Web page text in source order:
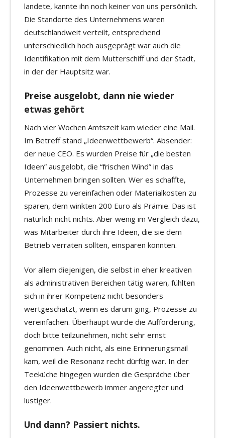
landete, kannte ihn noch keiner von uns persönlich.
Die Standorte des Unternehmens waren
deutschlandweit verteilt, entsprechend
unterschiedlich hoch ausgeprägt war auch die
Identifikation mit dem Mutterschiff und der Stadt,
in der der Hauptsitz war.
Preise ausgelobt, dann nie wieder
etwas gehört
Nach vier Wochen Amtszeit kam wieder eine Mail.
Im Betreff stand „Ideenwettbewerb“. Absender:
der neue CEO. Es wurden Preise für „die besten
Ideen” ausgelobt, die “frischen Wind” in das
Unternehmen bringen sollten. Wer es schaffte,
Prozesse zu vereinfachen oder Materialkosten zu
sparen, dem winkten 200 Euro als Prämie. Das ist
natürlich nicht nichts. Aber wenig im Vergleich dazu,
was Mitarbeiter durch ihre Ideen, die sie dem
Betrieb verraten sollten, einsparen konnten.
Vor allem diejenigen, die selbst in eher kreativen
als administrativen Bereichen tätig waren, fühlten
sich in ihrer Kompetenz nicht besonders
wertgeschätzt, wenn es darum ging, Prozesse zu
vereinfachen. Überhaupt wurde die Aufforderung,
doch bitte teilzunehmen, nicht sehr ernst
genommen. Auch nicht, als eine Erinnerungsmail
kam, weil die Resonanz recht dürftig war. In der
Teeküche hingegen wurden die Gespräche über
den Ideenwettbewerb immer angeregter und
lustiger.
Und dann? Passiert nichts.